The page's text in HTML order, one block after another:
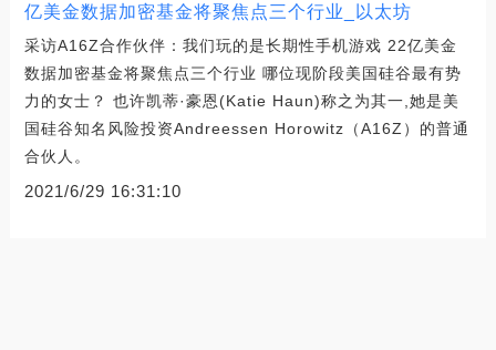
亿美金数据加密基金将聚焦点三个行业_以太坊
采访A16Z合作伙伴：我们玩的是长期性手机游戏 22亿美金
数据加密基金将聚焦点三个行业 哪位现阶段美国硅谷最有势
力的女士？ 也许凯蒂·豪恩(Katie Haun)称之为其一,她是美
国硅谷知名风险投资Andreessen Horowitz（A16Z）的普通
合伙人。
2021/6/29 16:31:10